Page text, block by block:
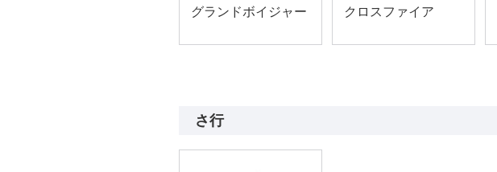
グランドボイジャー クロスファイア
さ行